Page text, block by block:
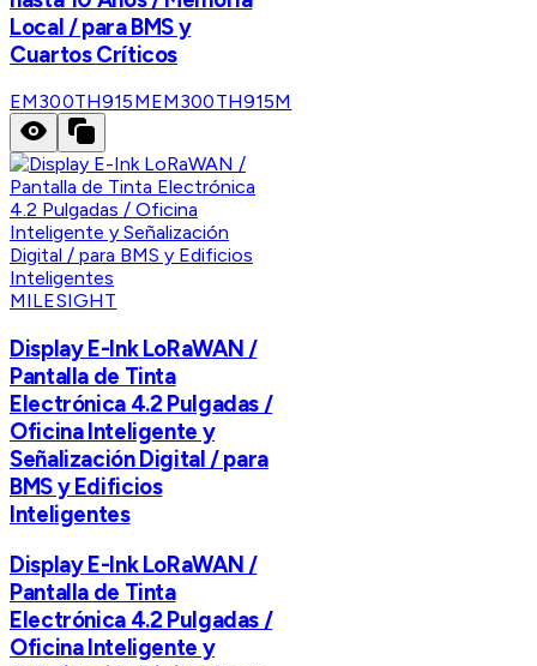
Local / para BMS y
Cuartos Críticos
EM300TH915MEM300TH915M
MILESIGHT
Display E-Ink LoRaWAN /
Pantalla de Tinta
Electrónica 4.2 Pulgadas /
Oficina Inteligente y
Señalización Digital / para
BMS y Edificios
Inteligentes
Display E-Ink LoRaWAN /
Pantalla de Tinta
Electrónica 4.2 Pulgadas /
Oficina Inteligente y